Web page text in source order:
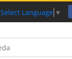
Select Language ▼